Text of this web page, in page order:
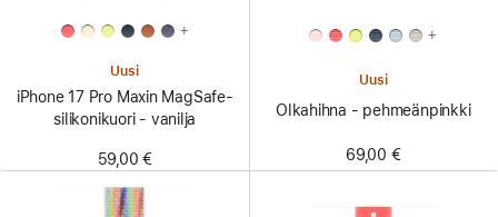
+
Uusi
iPhone 17 Pro Maxin MagSafe-
silikoni­kuori - vanilja
59,00 €
+
Uusi
Olkahihna - pehmeänpinkki
69,00 €